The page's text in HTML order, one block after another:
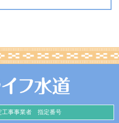
事事業者 指定番号